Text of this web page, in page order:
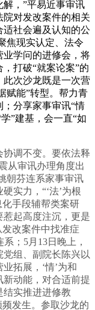
，”平易近事审讯
对发改案件的相关
适社会遍及认知的公
焦现实认定、法令
业学问的进修会，将
打破“就案论案”的
此次沙龙既是一次营
赋能”转型。帮力青
分享家事审讯“情
”建基，会一直“如
调不变。要依法释
从审讯办理角度出
朝芬连系家事审讯
实力，“‘法’为根
手段辅帮类案研
起高度注沉，更是
改案件中找准症
；5月13日晚上，
组、副院长陈兴以
拓展，‘情’为和
动能，对合适前提
结实推进进修教
发生。参取沙龙的